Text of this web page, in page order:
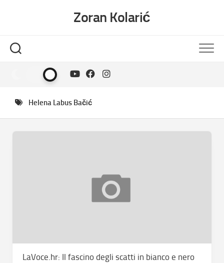
Zoran Kolarić
Helena Labus Bačić
LaVoce.hr: Il fascino degli scatti in bianco e nero